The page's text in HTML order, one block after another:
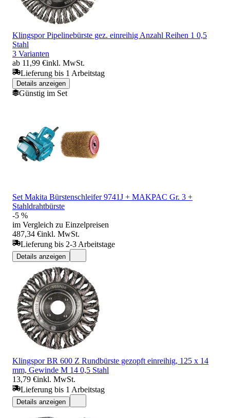
Klingspor Pipelinebürste gez. einreihig Anzahl Reihen 1 0,5
Stahl
3 Varianten
ab 11,99 €inkl. MwSt.
Lieferung bis 1 Arbeitstag
Details anzeigen
Günstig im Set
Set Makita Bürstenschleifer 9741J + MAKPAC Gr. 3 +
Stahldrahtbürste
-5 %
im Vergleich zu Einzelpreisen
487,34 €inkl. MwSt.
Lieferung bis 2-3 Arbeitstage
Details anzeigen
Klingspor BR 600 Z Rundbürste gezopft einreihig, 125 x 14
mm, Gewinde M 14 0,5 Stahl
13,79 €inkl. MwSt.
Lieferung bis 1 Arbeitstag
Details anzeigen